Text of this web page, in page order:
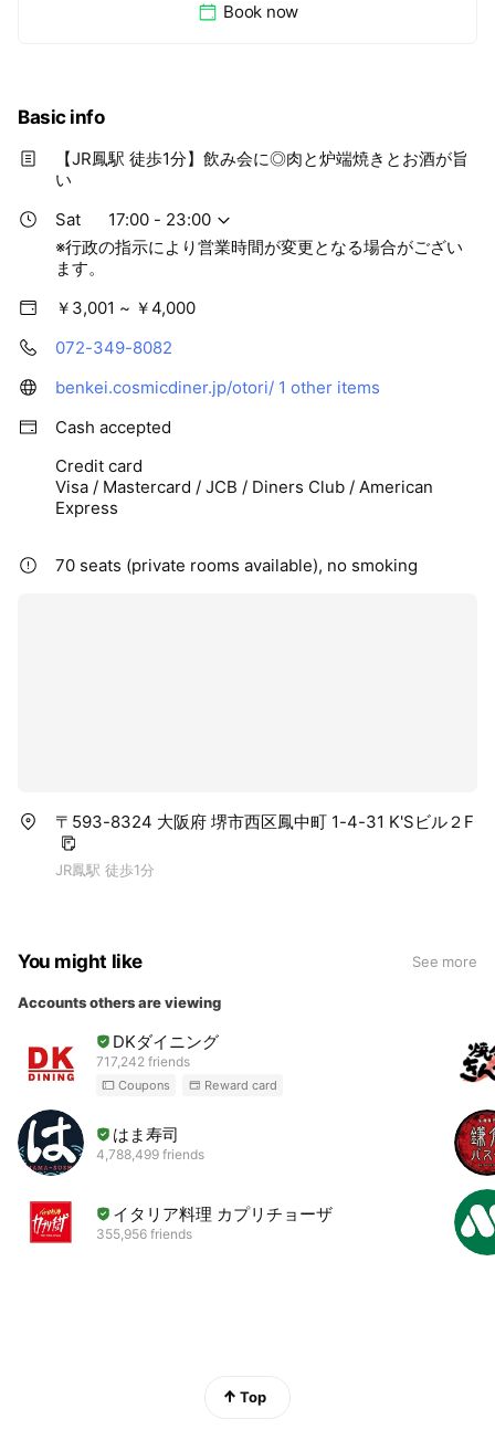
Book now
Basic info
【JR鳳駅 徒歩1分】飲み会に◎肉と炉端焼きとお酒が旨
い
Sat
17:00 - 23:00
※行政の指示により営業時間が変更となる場合がござい
ます。
￥3,001 ~ ￥4,000
072-349-8082
benkei.cosmicdiner.jp/otori/ 1 other items
Cash accepted
Credit card
Visa / Mastercard / JCB / Diners Club / American
Express
70 seats (private rooms available), no smoking
〒593-8324 大阪府 堺市西区鳳中町 1-4-31 K'Sビル２F
JR鳳駅 徒歩1分
You might like See more
Accounts others are viewing
DKダイニング
717,242 friends
Coupons Reward card
はま寿司
4,788,499 friends
イタリア料理 カプリチョーザ
355,956 friends
Top